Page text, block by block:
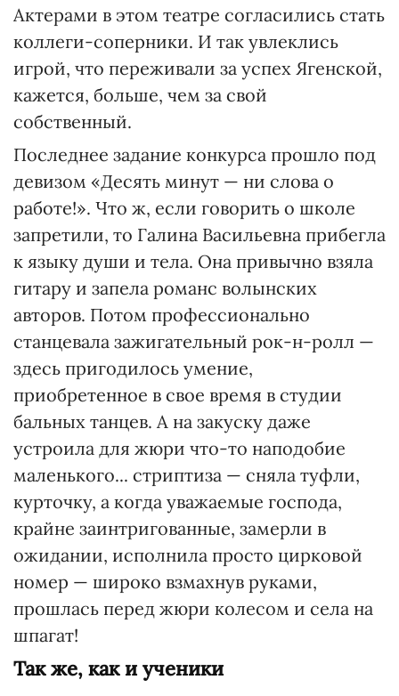
Актерами в этом театре согласились стать
коллеги-соперники. И так увлеклись
игрой, что переживали за успех Ягенской,
кажется, больше, чем за свой
собственный.
Последнее задание конкурса прошло под
девизом «Десять минут — ни слова о
работе!». Что ж, если говорить о школе
запретили, то Галина Васильевна прибегла
к языку души и тела. Она привычно взяла
гитару и запела романс волынских
авторов. Потом профессионально
станцевала зажигательный рок-н-ролл —
здесь пригодилось умение,
приобретенное в свое время в студии
бальных танцев. А на закуску даже
устроила для жюри что-то наподобие
маленького... стриптиза — сняла туфли,
курточку, а когда уважаемые господа,
крайне заинтригованные, замерли в
ожидании, исполнила просто цирковой
номер — широко взмахнув руками,
прошлась перед жюри колесом и села на
шпагат!
Так же, как и ученики